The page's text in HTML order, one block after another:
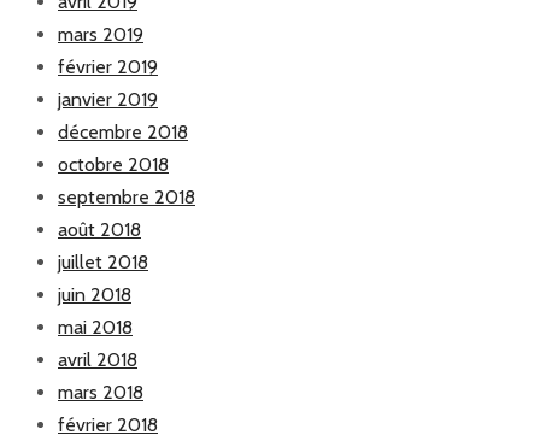
mars 2019
février 2019
janvier 2019
décembre 2018
octobre 2018
septembre 2018
août 2018
juillet 2018
juin 2018
mai 2018
avril 2018
mars 2018
février 2018